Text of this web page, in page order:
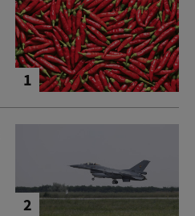
1
2